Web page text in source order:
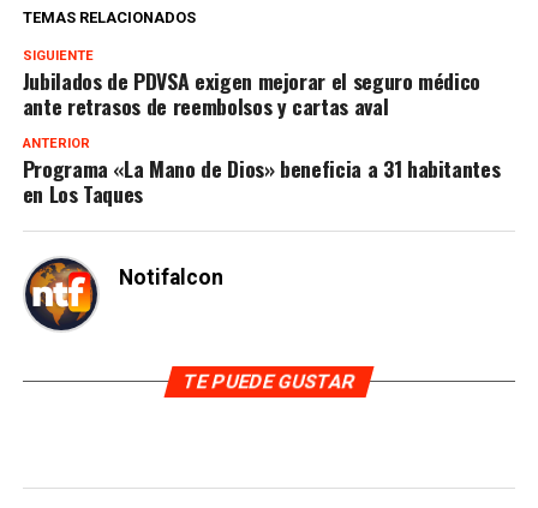
TEMAS RELACIONADOS
SIGUIENTE
Jubilados de PDVSA exigen mejorar el seguro médico
ante retrasos de reembolsos y cartas aval
ANTERIOR
Programa «La Mano de Dios» beneficia a 31 habitantes
en Los Taques
Notifalcon
TE PUEDE GUSTAR